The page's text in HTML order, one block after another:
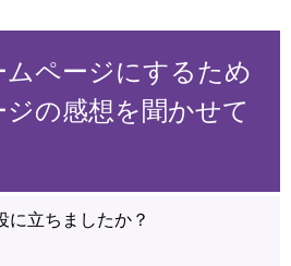
ムページにするため
の感想を聞かせて
に立ちましたか？